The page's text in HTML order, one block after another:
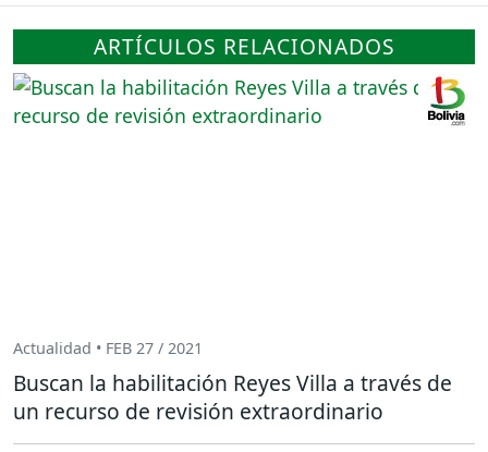
ARTÍCULOS RELACIONADOS
Actualidad • FEB 27 / 2021
Buscan la habilitación Reyes Villa a través de
un recurso de revisión extraordinario